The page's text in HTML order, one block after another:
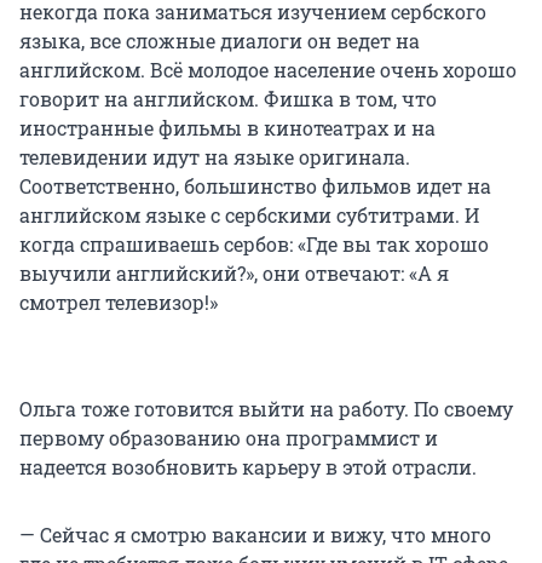
некогда пока заниматься изучением сербского
языка, все сложные диалоги он ведет на
английском. Всё молодое население очень хорошо
говорит на английском. Фишка в том, что
иностранные фильмы в кинотеатрах и на
телевидении идут на языке оригинала.
Соответственно, большинство фильмов идет на
английском языке с сербскими субтитрами. И
когда спрашиваешь сербов: «Где вы так хорошо
выучили английский?», они отвечают: «А я
смотрел телевизор!»
Ольга тоже готовится выйти на работу. По своему
первому образованию она программист и
надеется возобновить карьеру в этой отрасли.
— Сейчас я смотрю вакансии и вижу, что много